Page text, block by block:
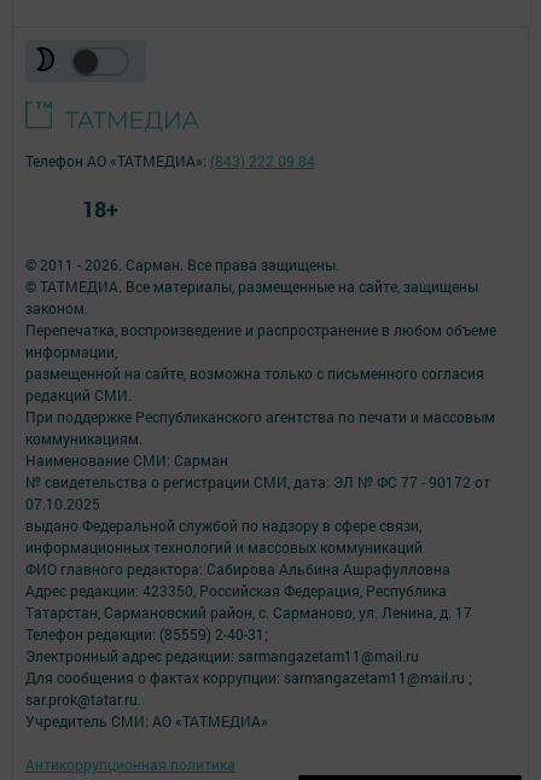
© 2011 - 2026. Сарман. Все права защищены.
© ТАТМЕДИА. Все материалы, размещенные на сайте, защищены
законом.
Перепечатка, воспроизведение и распространение в любом объеме
информации,
размещенной на сайте, возможна только с письменного согласия
редакций СМИ.
При поддержке Республиканского агентства по печати и массовым
коммуникациям.
Наименование СМИ: Сарман
№ свидетельства о регистрации СМИ, дата: ЭЛ № ФС 77 - 90172 от
07.10.2025
выдано Федеральной службой по надзору в сфере связи,
информационных технологий и массовых коммуникаций
ФИО главного редактора: Сабирова Альбина Ашрафулловна
Адрес редакции: 423350, Российская Федерация, Республика
Татарстан, Сармановский район, с. Сарманово, ул. Ленина, д. 17
Телефон редакции: (85559) 2-40-31;
Электронный адрес редакции: sarmangazetam11@mail.ru
Для сообщения о фактах коррупции: sarmangazetam11@mail.ru ;
sar.prok@tatar.ru.
Учредитель СМИ: АО «ТАТМЕДИА»
Антикоррупционная политика
Телефон АО «ТАТМЕДИА»: (843) 222 09 84
18+